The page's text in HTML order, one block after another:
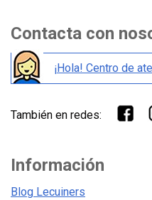
Contacta con
¡Hola! Centro de
También en redes:
Información
Blog Lecuiners